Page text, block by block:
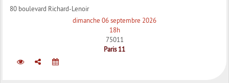
80 boulevard Richard-Lenoir
dimanche 06 septembre 2026
18h
75011
Paris 11